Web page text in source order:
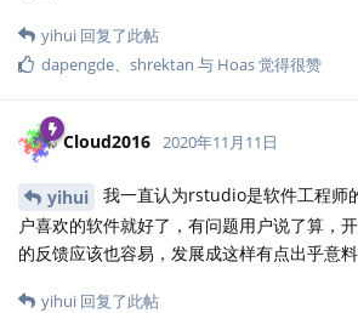
yihui 回复了此帖
dapengde、 shrektan 与 Hoas觉得很赞
Cloud2016 2020年11月11日
yihui
我一直认为rstudio是软件工程师
户喜欢的软件就好了，有问题用户说了算，
的反馈应该也容易，发展成这样有点出乎意料
yihui 回复了此帖